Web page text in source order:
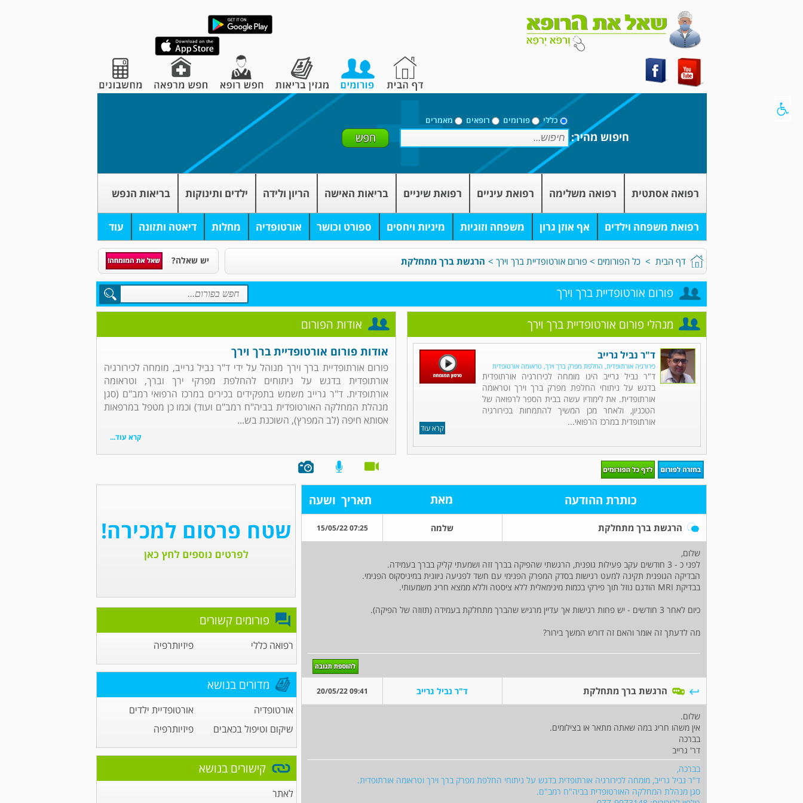
כללי פורומים רופאים מאמרים
חיפוש מהיר:
רפואה אסתטית רפואה משלימה רפואת עיניים רפואת שיניים בריאות האישה הריון ולידה ילדים ותינוקות בריאות הנפש
רפואת משפחה וילדים אף אוזן גרון משפחה וזוגיות מיניות ויחסים ספורט וכושר אורטופדיה מחלות דיאטה ותזונה עוד
דף הבית > כל הפורומים > פורום אורטופדיית ברך וירך > הרגשת ברך מתחלקת יש שאלה?
פורום אורטופדיית ברך וירך
אודות הפורום
אודות פורום אורטופדיית ברך וירך
פורום אורתופדיית ברך וירך מנוהל על ידי ד"ר נביל גרייב, מומחה לכירורגיה
אורתופדית בדגש על ניתוחים להחלפת מפרקי ירך וברך, וטראומה
אורתופדית. ד"ר גרייב משמש בתפקידים בכירים במרכז הרפואי רמב"ם (סגן
מנהלת המחלקה האורטופדית בביה"ח רמב"ם ועוד) וכמו כן מטפל במרפאות
אסותא חיפה (לב המפרץ), השוכנת בש...
קרא עוד...
מנהלי פורום אורטופדיית ברך וירך
קרא עוד
ד"ר נביל גרייב
כירורגיה אורתופדית, החלפת מפרק ברך וירך, טראומה אורטופדית
ד"ר נביל גרייב הינו מומחה לכירורגיה אורתופדית
בדגש על ניתוחי החלפת מפרק ברך וירך וטראומה
אורתופדית. את לימודיו עשה בבית הספר לרפואה של
הטכניון, ולאחר מכן המשיך להתמחות בכירורגיה
אורתופדית במרכז הרפואי...
כותרת ההודעה מאת תאריך ושעה
הרגשת ברך מתחלקת שלמה 07:25 15/05/22
שלום,
לפני כ - 3 חודשים עקב פעילות גופנית, הרגשתי שהפיקה בברך זזה ושמעתי קליק בברך בעמידה.
הבדיקה הגופנית תקינה למעט רגישות בסדק המפרק הפנימי עם חשד לפגיעה ניוונית במיניסקוס הפנימי.
בבדיקת MRI הודגם נוזל תוך פירקי בכמות מינימאלית ללא ציסטה וללא ממצא חריג משמעותי.
כיום לאחר 3 חודשים - יש פחות רגישות אך עדיין מרגיש שהברך מתחלקת בעמידה (תזוזה של הפיקה).
מה לדעתך זה אומר והאם זה דורש המשך בירור?
הרגשת ברך מתחלקת ד"ר נביל גרייב 09:41 20/05/22
שלום.
אין משהו חריג במה שאתה מתאר או בצילומים.
בברכה
דר' גרייב
בברכה,
ד"ר נביל גרייב, מומחה לכירורגיה אורתופדית בדגש על ניתוחי החלפת מפרק ברך וירך וטראומה אורתופדית.
סגן מנהלת המחלקה האורטופדית בביה"ח רמב"ם.
פורומים קשורים
רפואה כללי פיזיותרפיה
מדורים בנושא
אורטופדיה
אורטופדיית ילדים
שיקום וטיפול בכאבים
פיזיותרפיה
קישורים בנושא
לאתר